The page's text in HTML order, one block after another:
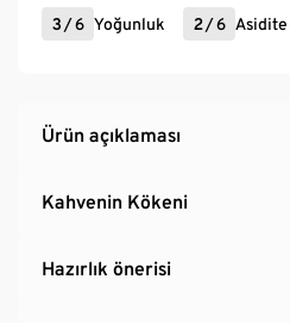
3/6 Yoğunluk 2/6 Asidite
Ürün açıklaması
Kahvenin Kökeni
Hazırlık önerisi